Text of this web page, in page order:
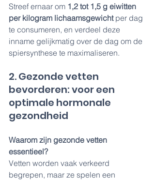
Streef ernaar om 1,2 tot 1,5 g eiwitten
per kilogram lichaamsgewicht per dag
te consumeren, en verdeel deze
inname gelijkmatig over de dag om de
spiersynthese te maximaliseren.
2. Gezonde vetten
bevorderen: voor een
optimale hormonale
gezondheid
Waarom zijn gezonde vetten
essentieel?
Vetten worden vaak verkeerd
begrepen, maar ze spelen een